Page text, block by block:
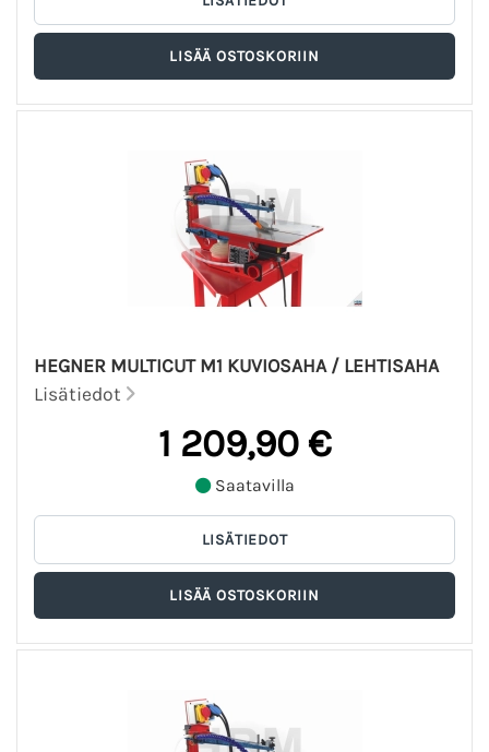
HEGNER MULTICUT M1 KUVIOSAHA / LEHTISAHA
Lisätiedot
1 209,90 €
Saatavilla